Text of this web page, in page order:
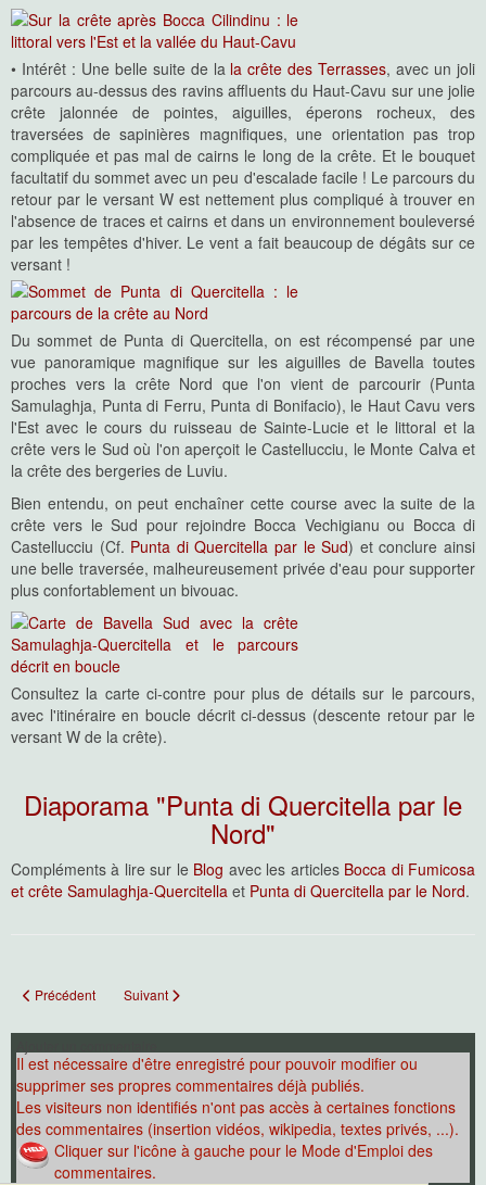
• Intérêt : Une belle suite de la la crête des Terrasses, avec un joli
parcours au-dessus des ravins affluents du Haut-Cavu sur une jolie
crête jalonnée de pointes, aiguilles, éperons rocheux, des
traversées de sapinières magnifiques, une orientation pas trop
compliquée et pas mal de cairns le long de la crête. Et le bouquet
facultatif du sommet avec un peu d'escalade facile ! Le parcours du
retour par le versant W est nettement plus compliqué à trouver en
l'absence de traces et cairns et dans un environnement bouleversé
par les tempêtes d'hiver. Le vent a fait beaucoup de dégâts sur ce
versant !
Du sommet de Punta di Quercitella, on est récompensé par une
vue panoramique magnifique sur les aiguilles de Bavella toutes
proches vers la crête Nord que l'on vient de parcourir (Punta
Samulaghja, Punta di Ferru, Punta di Bonifacio), le Haut Cavu vers
l'Est avec le cours du ruisseau de Sainte-Lucie et le littoral et la
crête vers le Sud où l'on aperçoit le Castellucciu, le Monte Calva et
la crête des bergeries de Luviu.
Bien entendu, on peut enchaîner cette course avec la suite de la
crête vers le Sud pour rejoindre Bocca Vechigianu ou Bocca di
Castellucciu (Cf. Punta di Quercitella par le Sud) et conclure ainsi
une belle traversée, malheureusement privée d'eau pour supporter
plus confortablement un bivouac.
Consultez la carte ci-contre pour plus de détails sur le parcours,
avec l'itinéraire en boucle décrit ci-dessus (descente retour par le
versant W de la crête).
Diaporama "Punta di Quercitella par le
Nord"
Compléments à lire sur le Blog avec les articles Bocca di Fumicosa
et crête Samulaghja-Quercitella et Punta di Quercitella par le Nord.
Article précédent : Giru d'A Punta di Ferru
Précédent Article suivant : Punta di Quercitella par le Sud
Suivant
Il est nécessaire d'être enregistré pour pouvoir modifier ou
supprimer ses propres commentaires déjà publiés.
Les visiteurs non identifiés n'ont pas accès à certaines fonctions
des commentaires (insertion vidéos, wikipedia, textes privés, ...).
Cliquer sur l'icône à gauche pour le Mode d'Emploi des
commentaires.